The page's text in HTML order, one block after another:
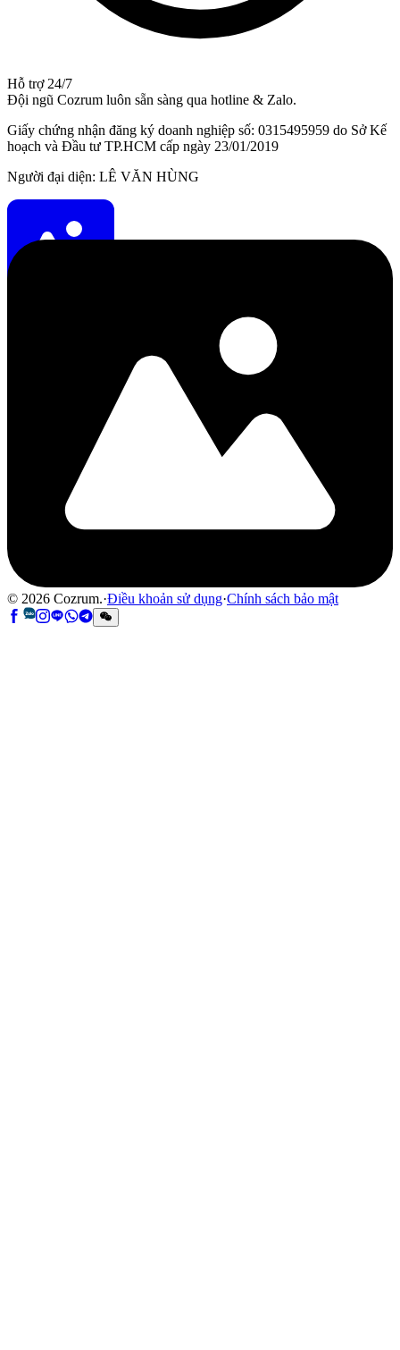
Hỗ trợ 24/7
Đội ngũ Cozrum luôn sẵn sàng qua hotline & Zalo.
Giấy chứng nhận đăng ký doanh nghiệp số: 0315495959 do Sở Kế
hoạch và Đầu tư TP.HCM cấp ngày 23/01/2019
Người đại diện: LÊ VĂN HÙNG
© 2026 Cozrum.·Điều khoản sử dụng·Chính sách bảo mật